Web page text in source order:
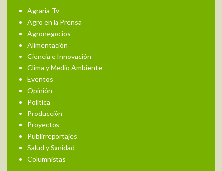
Agraria-Tv
Agro en la Prensa
Agronegocios
Alimentación
Ciencia e Innovación
Clima y Medio Ambiente
Eventos
Opinión
Política
Producción
Proyectos
Publirreportajes
Salud y Sanidad
Columnistas